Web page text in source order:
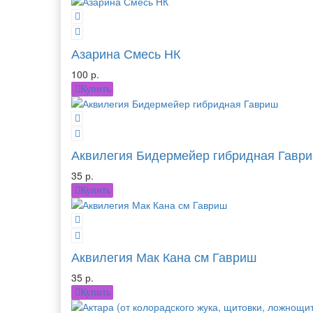
Азарина Смесь НК
100 р.
Купить
Аквилегия Бидермейер гибридная
35 р.
Купить
Аквилегия Мак Кана см Гавриш
35 р.
Купить